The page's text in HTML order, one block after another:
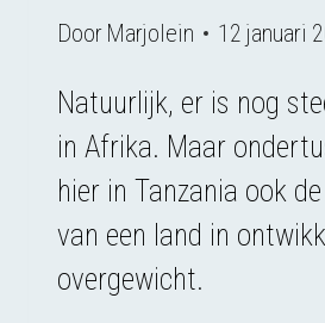
Door Marjolein 12 januari
Natuurlijk, er is nog
in Afrika. Maar
hier in Tanzania ook
van een land in
overgewicht.